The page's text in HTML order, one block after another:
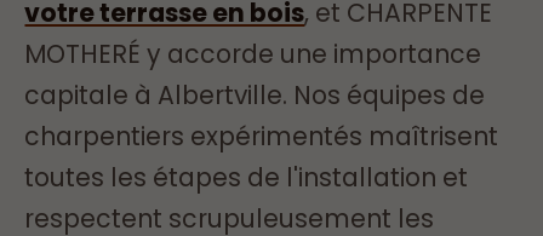
votre terrasse en bois, et CHARPENTE
MOTHERÉ y accorde une importance
capitale à Albertville. Nos équipes de
charpentiers expérimentés maîtrisent
toutes les étapes de l'installation et
respectent scrupuleusement les